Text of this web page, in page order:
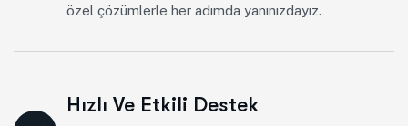
özel çözümlerle her adımda yanınızdayız.
Hızlı Ve Etkili Destek